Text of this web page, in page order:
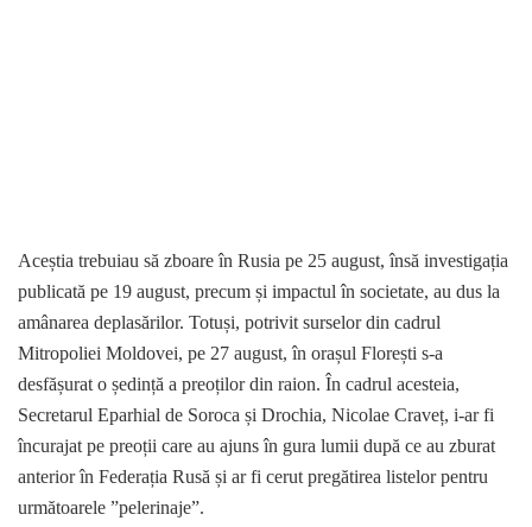
Aceștia trebuiau să zboare în Rusia pe 25 august, însă investigația
publicată pe 19 august, precum și impactul în societate, au dus la
amânarea deplasărilor. Totuși, potrivit surselor din cadrul
Mitropoliei Moldovei, pe 27 august, în orașul Florești s-a
desfășurat o ședință a preoților din raion. În cadrul acesteia,
Secretarul Eparhial de Soroca și Drochia, Nicolae Craveț, i-ar fi
încurajat pe preoții care au ajuns în gura lumii după ce au zburat
anterior în Federația Rusă și ar fi cerut pregătirea listelor pentru
următoarele ”pelerinaje”.